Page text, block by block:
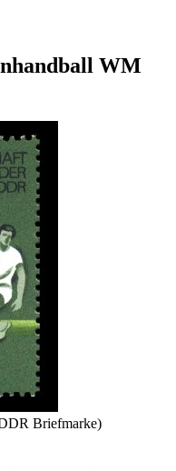
WM
Briefmarke)